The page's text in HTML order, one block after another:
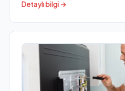
Detaylı bilgi →